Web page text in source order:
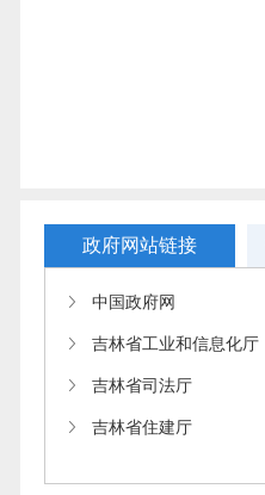
政府网站链接
中国政府网
吉林省工业和信息化厅
吉林省司法厅
吉林省住建厅